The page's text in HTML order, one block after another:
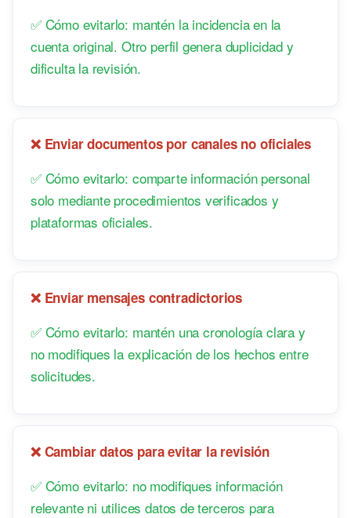
✅ Cómo evitarlo: mantén la incidencia en la
cuenta original. Otro perfil genera duplicidad y
dificulta la revisión.
❌ Enviar documentos por canales no oficiales
✅ Cómo evitarlo: comparte información personal
solo mediante procedimientos verificados y
plataformas oficiales.
❌ Enviar mensajes contradictorios
✅ Cómo evitarlo: mantén una cronología clara y
no modifiques la explicación de los hechos entre
solicitudes.
❌ Cambiar datos para evitar la revisión
✅ Cómo evitarlo: no modifiques información
relevante ni utilices datos de terceros para